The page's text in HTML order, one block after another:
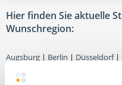
Hier finden Sie aktuelle
Wunschregion:
Augsburg | Berlin | Düsseldorf|
Heidelberg